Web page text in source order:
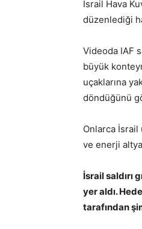
İsrail Hava
düzenlediği
Videoda IAF
büyük
uçaklarına
döndüğünü
Onlarca İsrail
ve enerji
İsrail saldırı
yer aldı.
tarafından